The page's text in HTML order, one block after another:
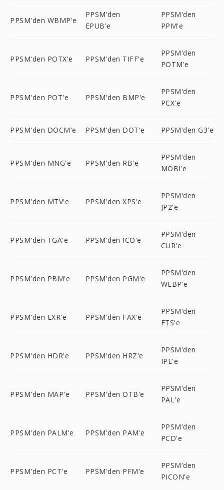
PPSM'den WBMP'e
PPSM'den
EPUB'e
PPSM'den
PPM'e
PPSM'den POTX'e PPSM'den TIFF'e
PPSM'den
POTM'e
PPSM'den POT'e PPSM'den BMP'e
PPSM'den
PCX'e
PPSM'den DOCM'e PPSM'den DOT'e PPSM'den G3'e
PPSM'den MNG'e PPSM'den RB'e
PPSM'den
MOBI'e
PPSM'den MTV'e PPSM'den XPS'e
PPSM'den
JP2'e
PPSM'den TGA'e PPSM'den ICO'e
PPSM'den
CUR'e
PPSM'den PBM'e PPSM'den PGM'e
PPSM'den
WEBP'e
PPSM'den EXR'e PPSM'den FAX'e
PPSM'den
FTS'e
PPSM'den HDR'e PPSM'den HRZ'e
PPSM'den
IPL'e
PPSM'den MAP'e PPSM'den OTB'e
PPSM'den
PAL'e
PPSM'den PALM'e PPSM'den PAM'e
PPSM'den
PCD'e
PPSM'den PCT'e PPSM'den PFM'e
PPSM'den
PICON'e